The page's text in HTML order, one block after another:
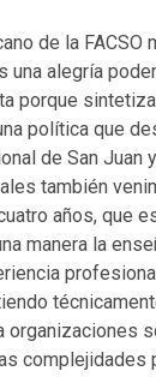
de la FACSO
una alegría
porque sintetiza
política que
de San Juan
también
años, que
manera la
organizaciones
complejidades